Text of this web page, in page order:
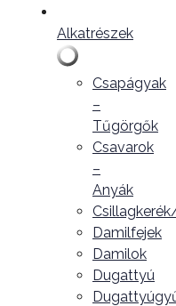
Alkatrészek
Csapágyak
–
Tűgörgők
Csavarok
–
Anyák
Damilfejek
Damilok
Dugattyú